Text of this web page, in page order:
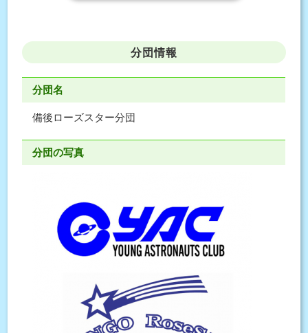
分団情報
分団名
備後ローズスター分団
分団の写真